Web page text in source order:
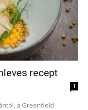
recept
1
a Greenfield